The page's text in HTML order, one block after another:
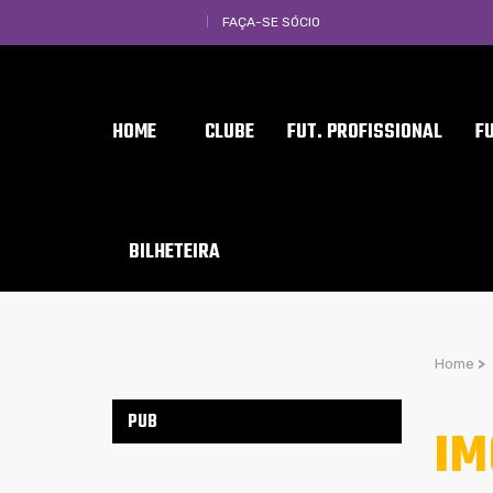
FAÇA-SE SÓCIO
HOME CLUBE FUT. PROFISSIONAL
BILHETEIRA
Home >
PUB